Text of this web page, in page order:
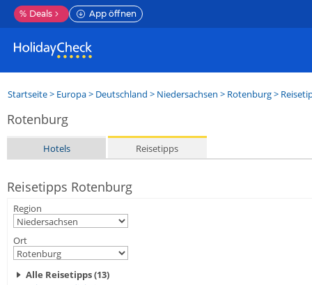
% Deals App öffnen
Startseite> Europa> Deutschland > Niedersachsen > Rotenburg>
Rotenburg
Hotels Reisetipps
Reisetipps Rotenburg
Region
Ort
Alle Reisetipps (13)